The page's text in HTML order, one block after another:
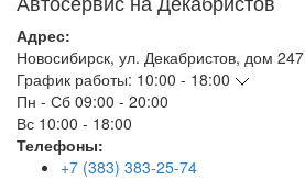
Адрес:
Новосибирск, ул. Декабристов, дом 247
График работы: 10:00 - 18:00
Пн - Сб 09:00 - 20:00
Вс 10:00 - 18:00
Телефоны:
+7 (383) 383-25-74